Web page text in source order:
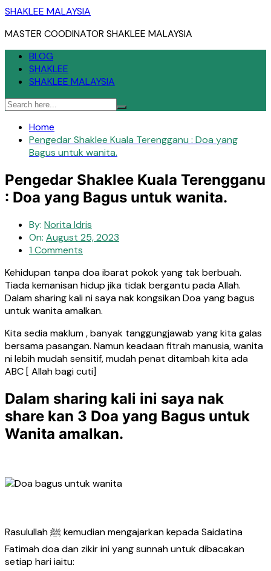
Skip
content
SHAKLEE MALAYSIA
MASTER COODINATOR SHAKLEE MALAYSIA
BLOG
SHAKLEE
SHAKLEE MALAYSIA
Home
Pengedar Shaklee Kuala Terengganu : Doa yang
Bagus untuk wanita.
Pengedar Shaklee Kuala Terengganu
: Doa yang Bagus untuk wanita.
By: Norita Idris
On: August 25, 2023
1 Comments
Kehidupan tanpa doa ibarat pokok yang tak berbuah.
Tiada kemanisan hidup jika tidak bergantu pada Allah.
Dalam sharing kali ni saya nak kongsikan Doa yang bagus
untuk wanita amalkan.
Kita sedia maklum , banyak tanggungjawab yang kita galas
bersama pasangan. Namun keadaan fitrah manusia, wanita
ni lebih mudah sensitif, mudah penat ditambah kita ada
ABC [ Allah bagi cuti]
Dalam sharing kali ini saya nak
share kan 3 Doa yang Bagus untuk
Wanita amalkan.
Rasulullah ﷺ kemudian mengajarkan kepada Saidatina
Fatimah doa dan zikir ini yang sunnah untuk dibacakan
setiap hari iaitu: